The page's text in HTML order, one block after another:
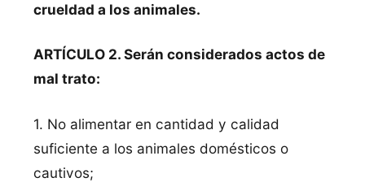
crueldad a los animales.
ARTÍCULO 2. Serán considerados actos de
mal trato:
1. No alimentar en cantidad y calidad
suficiente a los animales domésticos o
cautivos;